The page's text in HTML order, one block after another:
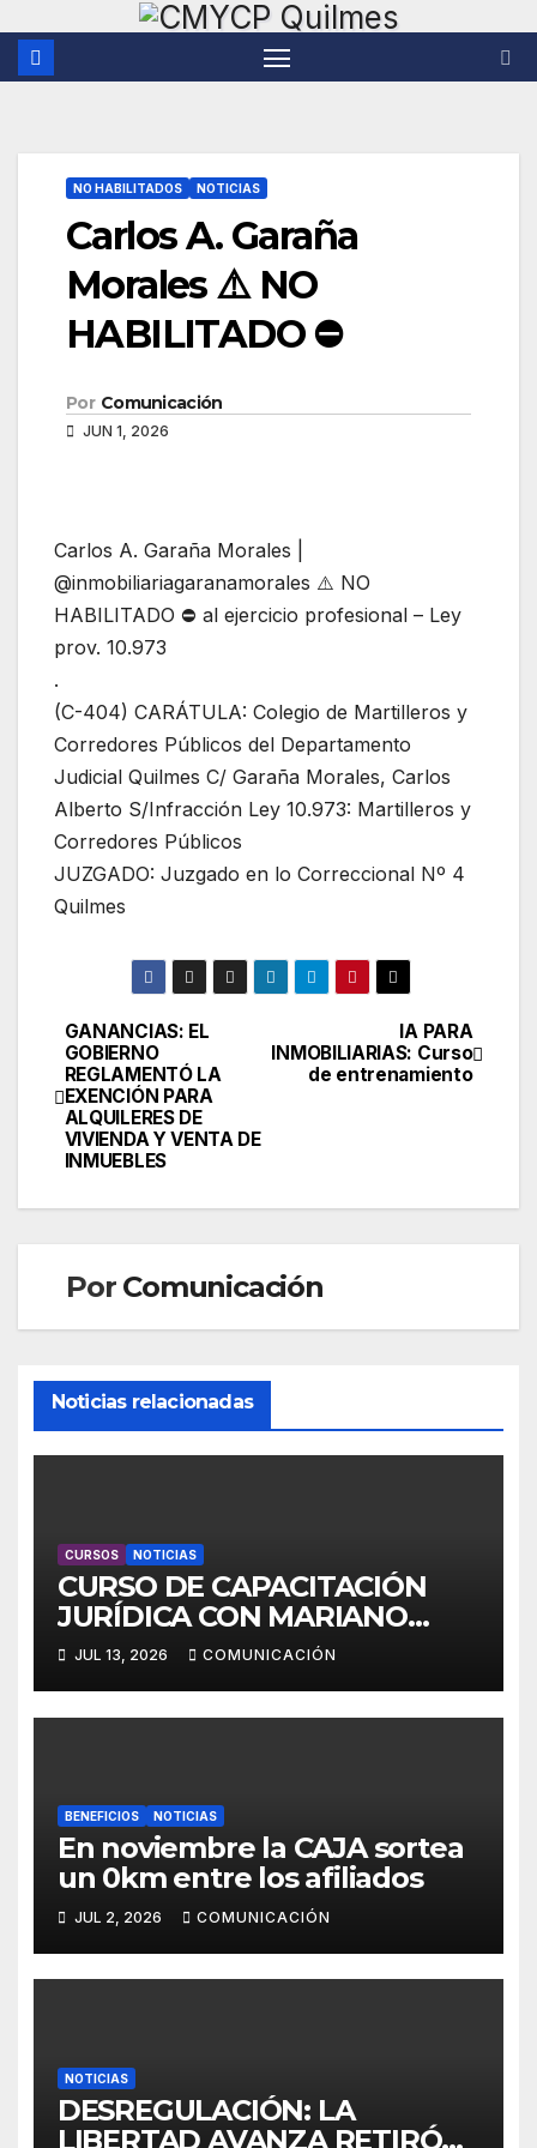
contenido
NO HABILITADOS NOTICIAS
Carlos A. Garaña
Morales ⚠️ NO
HABILITADO ⛔
Por Comunicación
JUN 1, 2026
Carlos A. Garaña Morales |
@inmobiliariagaranamorales ⚠️ NO
HABILITADO ⛔ al ejercicio profesional – Ley
prov. 10.973
.
(C-404) CARÁTULA: Colegio de Martilleros y
Corredores Públicos del Departamento
Judicial Quilmes C/ Garaña Morales, Carlos
Alberto S/Infracción Ley 10.973: Martilleros y
Corredores Públicos
JUZGADO: Juzgado en lo Correccional Nº 4
Quilmes
Navegación
de
entradas
IA PARA
INMOBILIARIAS: Curso
de entrenamiento
GANANCIAS: EL
GOBIERNO
REGLAMENTÓ LA
EXENCIÓN PARA
ALQUILERES DE
VIVIENDA Y VENTA DE
INMUEBLES
Por Comunicación
Noticias relacionadas
CURSOS NOTICIAS
CURSO DE CAPACITACIÓN
JURÍDICA CON MARIANO
ESPER
JUL 13, 2026 COMUNICACIÓN
BENEFICIOS NOTICIAS
En noviembre la CAJA sortea
un 0km entre los afiliados
JUL 2, 2026 COMUNICACIÓN
NOTICIAS
DESREGULACIÓN: LA
LIBERTAD AVANZA RETIRÓ